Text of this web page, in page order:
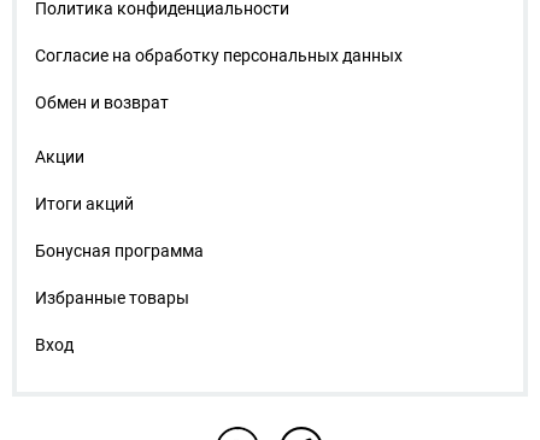
Политика конфиденциальности
Согласие на обработку персональных данных
Обмен и возврат
Акции
Итоги акций
Бонусная программа
Избранные товары
Вход